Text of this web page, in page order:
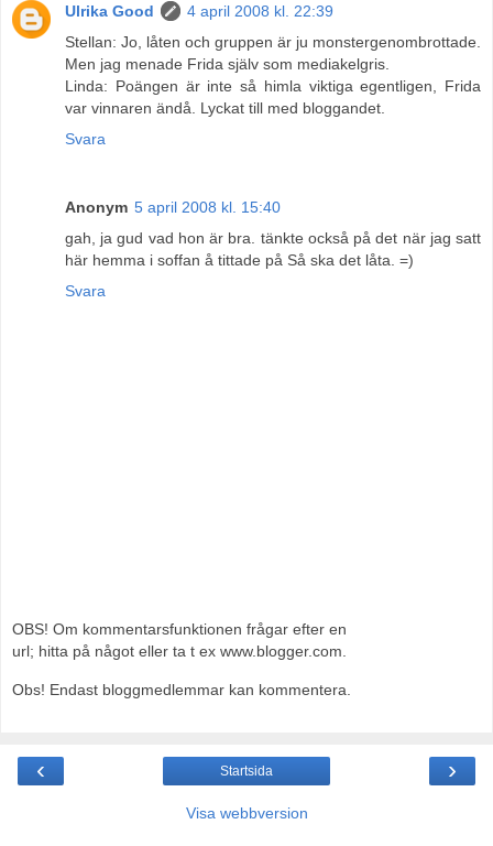
Ulrika Good
4 april 2008 kl. 22:39
Stellan: Jo, låten och gruppen är ju monstergenombrottade.
Men jag menade Frida själv som mediakelgris.
Linda: Poängen är inte så himla viktiga egentligen, Frida
var vinnaren ändå. Lyckat till med bloggandet.
Svara
Anonym 5 april 2008 kl. 15:40
gah, ja gud vad hon är bra. tänkte också på det när jag satt
här hemma i soffan å tittade på Så ska det låta. =)
Svara
OBS! Om kommentarsfunktionen frågar efter en
url; hitta på något eller ta t ex www.blogger.com.
Obs! Endast bloggmedlemmar kan kommentera.
‹ ›
Startsida
Visa webbversion